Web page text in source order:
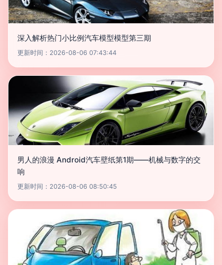
深入解析热门小比例汽车模型模型第三期
更新时间：2026-08-06 07:43:44
男人的浪漫 Android汽车壁纸第1期——机械与数字的交
响
更新时间：2026-08-06 08:50:45